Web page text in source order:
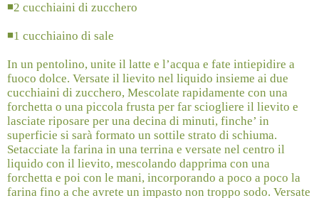
◾2 cucchiaini di zucchero
◾1 cucchiaino di sale
In un pentolino, unite il latte e l’acqua e fate intiepidire a
fuoco dolce. Versate il lievito nel liquido insieme ai due
cucchiaini di zucchero, Mescolate rapidamente con una
forchetta o una piccola frusta per far sciogliere il lievito e
lasciate riposare per una decina di minuti, finche’ in
superficie si sarà formato un sottile strato di schiuma.
Setacciate la farina in una terrina e versate nel centro il
liquido con il lievito, mescolando dapprima con una
forchetta e poi con le mani, incorporando a poco a poco la
farina fino a che avrete un impasto non troppo sodo. Versate